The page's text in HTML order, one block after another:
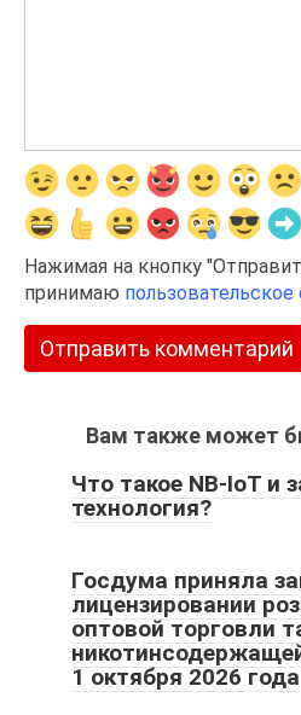
Нажимая на кнопку
принимаю
Вам также может
Что такое NB-IoT и
технология?
Госдума приняла
лицензировании
оптовой торговли
1 октября 2026 года